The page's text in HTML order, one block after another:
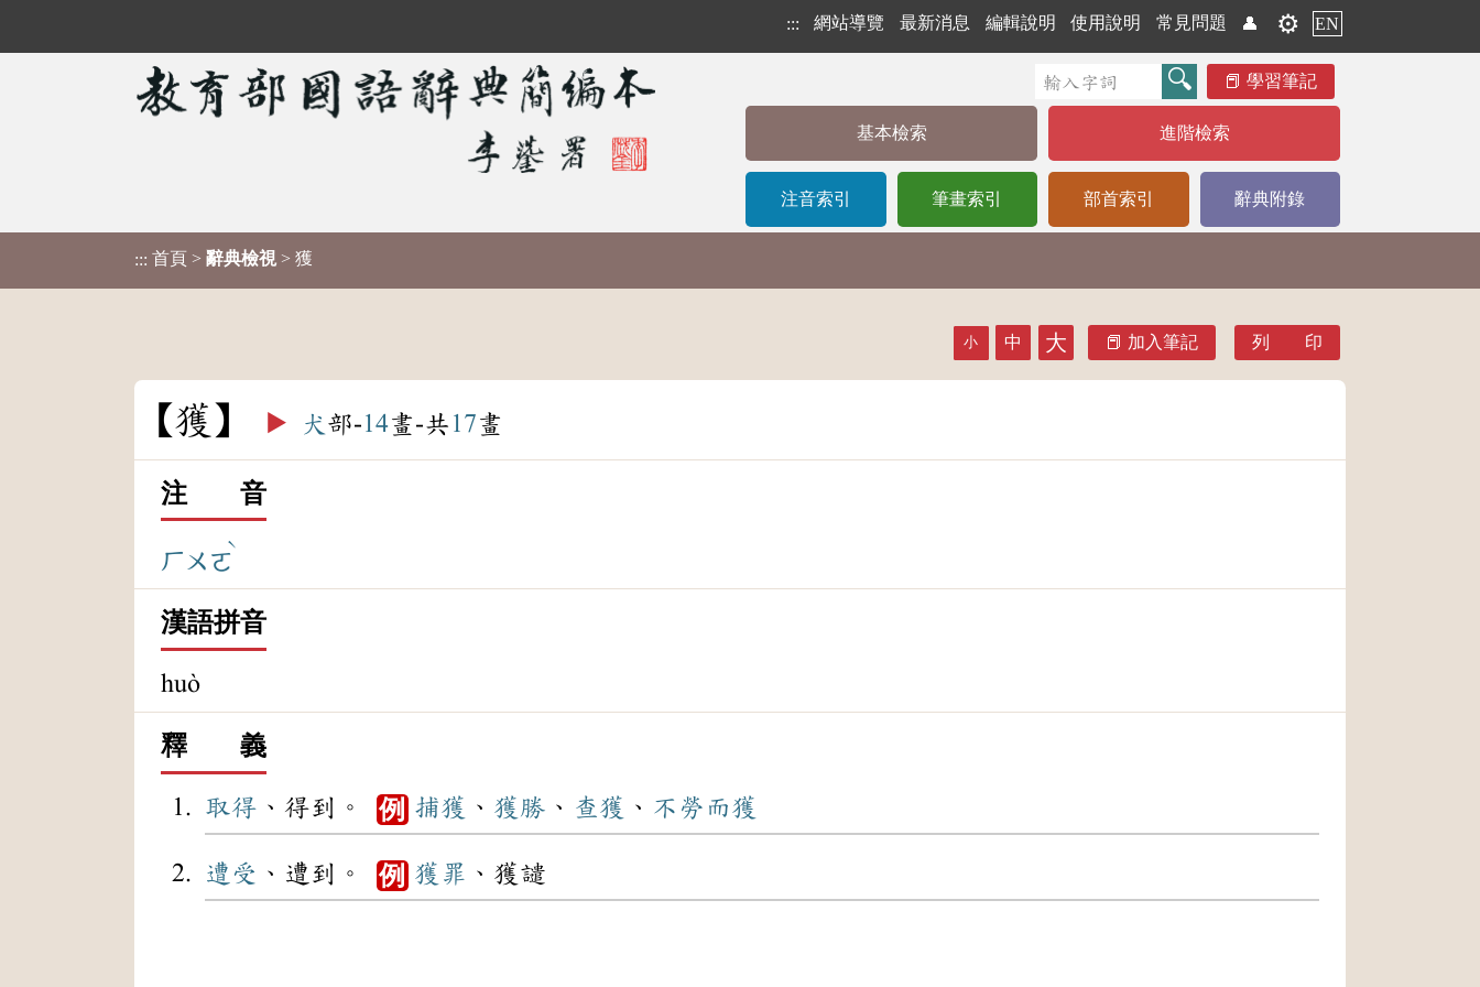
::: 網站導覽 最新消息 編輯說明 使用說明 常見問題 👤 ⚙️ EN
學習筆記
基本檢索 進階檢索
注音索引 筆畫索引 部首索引 辭典附錄
::: 首頁 > 辭典檢視 > 獲
小 中 大 加入筆記 列 印
獲 ▶️ 犬 部-14畫-共 17畫
注 音
ㄏㄨㄛ
ˋ
漢語拼音
huò
釋 義
取得 、得到。 例 捕獲 、 獲勝 、 查獲 、 不勞而獲
遭受 、遭到。 例 獲罪 、獲譴